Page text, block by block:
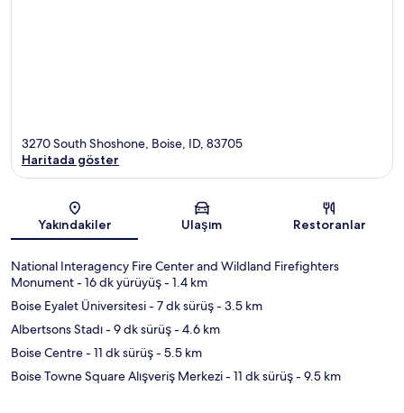
Harita
3270 South Shoshone, Boise, ID, 83705
Haritada göster
Yakındakiler Ulaşım Restoranlar
National Interagency Fire Center and Wildland Firefighters
Monument- 16 dk yürüyüş- 1.4 km
Boise Eyalet Üniversitesi- 7 dk sürüş- 3.5 km
Albertsons Stadı- 9 dk sürüş- 4.6 km
Boise Centre- 11 dk sürüş- 5.5 km
Boise Towne Square Alışveriş Merkezi- 11 dk sürüş- 9.5 km